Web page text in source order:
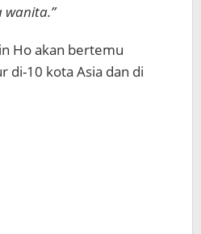
Ho akan bertemu
di-10 kota Asia dan di